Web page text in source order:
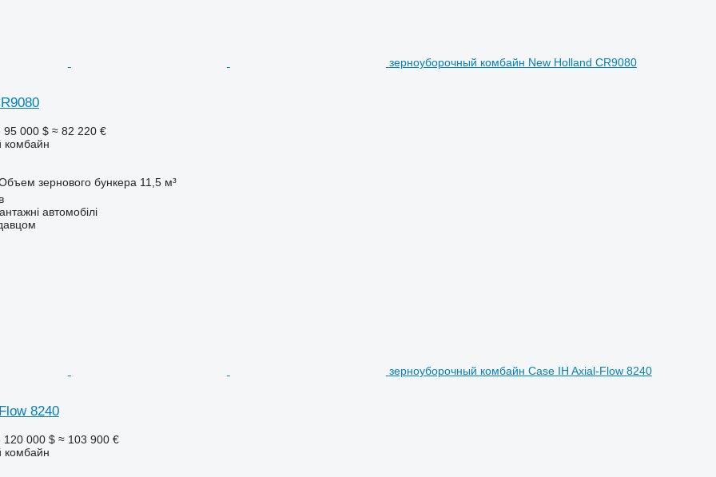
зерноуборочный комбайн New Holland CR9080
95 000 $ ≈ 82 220 €
комбайн
зернового бункера 11,5 м³
автомобілі
зерноуборочный комбайн Case IH Axial-Flow 8240
8240
120 000 $ ≈ 103 900 €
комбайн